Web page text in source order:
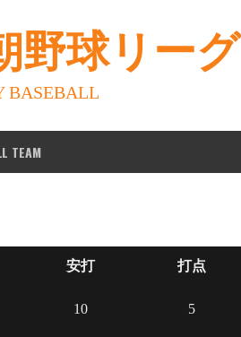
野球リーグ
BASEBALL
TEAM
安打 打点
10 5